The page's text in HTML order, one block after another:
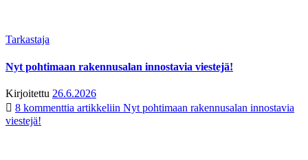
Tarkastaja
Nyt pohtimaan rakennusalan innostavia viestejä!
Kirjoitettu 26.6.2026
8 kommenttia artikkeliin Nyt pohtimaan rakennusalan innostavia
viestejä!